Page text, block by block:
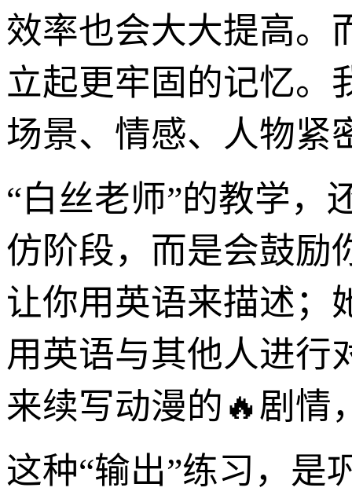
效率也会大大提高。
立起更牢固的记忆。
场景、情感、人物紧
“白丝老师”的教学，
仿阶段，而是会鼓励
让你用英语来描述；
用英语与其他人进行
来续写动漫的🔥剧情
这种“输出”练习，是